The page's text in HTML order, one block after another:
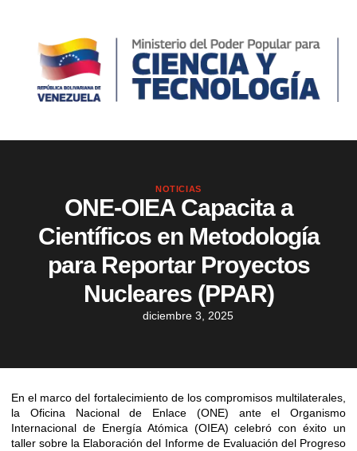
NOTICIAS
ONE-OIEA Capacita a
Científicos en Metodología
para Reportar Proyectos
Nucleares (PPAR)
diciembre 3, 2025
En el marco del fortalecimiento de los compromisos multilaterales,
la Oficina Nacional de Enlace (ONE) ante el Organismo
Internacional de Energía Atómica (OIEA) celebró con éxito un
taller sobre la Elaboración del Informe de Evaluación del Progreso